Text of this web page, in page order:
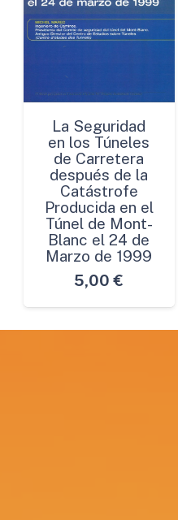
La Seguridad
en los Túneles
de Carretera
después de la
Catástrofe
Producida en el
Túnel de Mont-
Blanc el 24 de
Marzo de 1999
5,00 €